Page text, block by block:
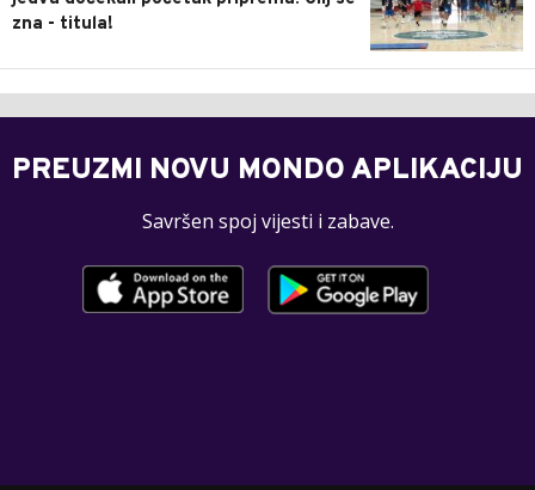
zna - titula!
PREUZMI NOVU MONDO APLIKACIJU
Savršen spoj vijesti i zabave.